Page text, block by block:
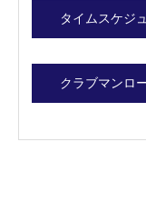
タイムスケジ
クラブマンロ